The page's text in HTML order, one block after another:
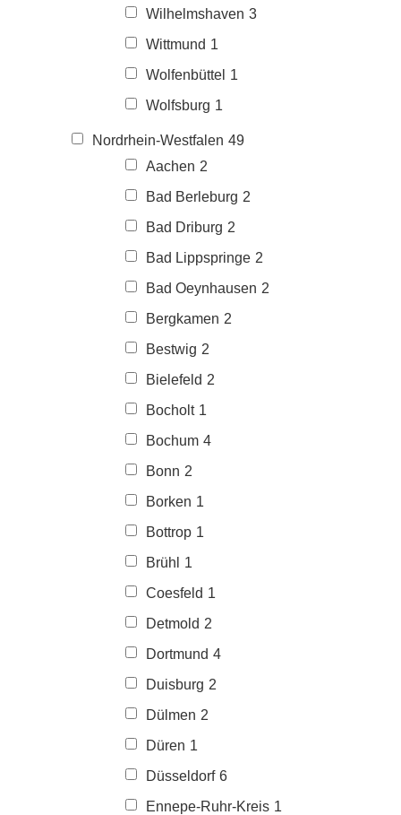
Wilhelmshaven 3
Wittmund 1
Wolfenbüttel 1
Wolfsburg 1
Nordrhein-Westfalen 49
Aachen 2
Bad Berleburg 2
Bad Driburg 2
Bad Lippspringe 2
Bad Oeynhausen 2
Bergkamen 2
Bestwig 2
Bielefeld 2
Bocholt 1
Bochum 4
Bonn 2
Borken 1
Bottrop 1
Brühl
1
Coesfeld 1
Detmold 2
Dortmund 4
Duisburg 2
Dülmen 2
Düren 1
Düsseldorf 6
Ennepe-Ruhr-Kreis 1